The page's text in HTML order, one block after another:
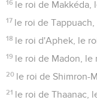
16 le roi de Makkéda,
17 le roi de
18 le roi d'Aphek, le
19 le roi de Madon, le
20 le roi de Shimron-
21 le roi de Thaanac,